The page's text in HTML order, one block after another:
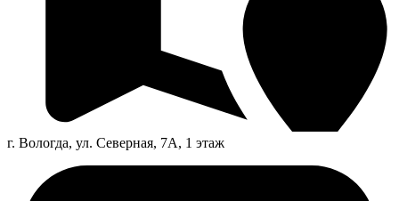
г. Вологда, ул. Северная, 7А, 1 этаж